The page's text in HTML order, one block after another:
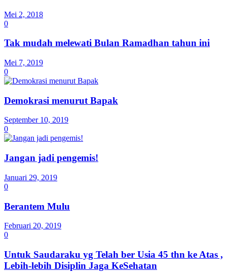
Mei 2, 2018
0
Tak mudah melewati Bulan Ramadhan tahun ini
Mei 7, 2019
0
Demokrasi menurut Bapak
September 10, 2019
0
Jangan jadi pengemis!
Januari 29, 2019
0
Berantem Mulu
Februari 20, 2019
0
Untuk Saudaraku yg Telah ber Usia 45 thn ke Atas ,
Lebih-lebih Disiplin Jaga KeSehatan